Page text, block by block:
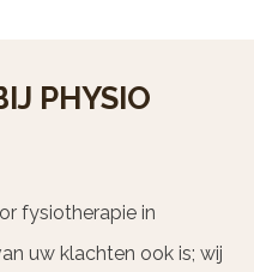
PHYSIO
fysiotherapie in
uw klachten ook is; wij